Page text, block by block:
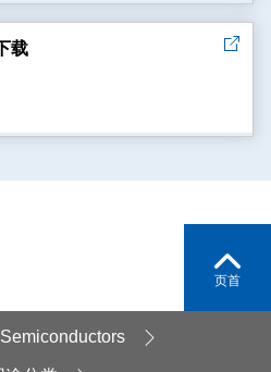
载
页首
Semiconductors